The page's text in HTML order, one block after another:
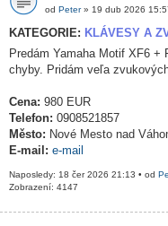
od Peter» 19 dub 2026
KATEGORIE: KLÁVESY A
Predám Yamaha Motif XF6
chyby. Pridám veľa
Cena: 980 EUR
Telefon: 0908521857
Město: Nové Mesto nad
E-mail: e-mail
Naposledy: 18 čer 2026 21:13 • od
Zobrazení: 4147